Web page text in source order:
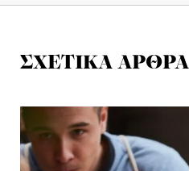
ΣΧΕΤΙΚΑ ΑΡΘΡΑ